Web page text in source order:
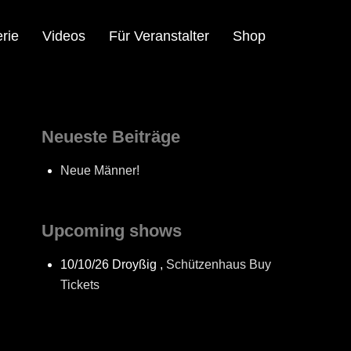
Videos Für Veranstalter Shop
Neueste Beiträge
Neue Männer!
Upcoming shows
10/10/26 Droyßig , Schützenhaus Buy
Tickets